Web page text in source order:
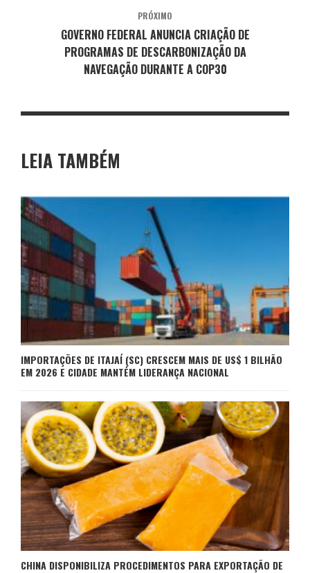
PRÓXIMO
GOVERNO FEDERAL ANUNCIA CRIAÇÃO DE
PROGRAMAS DE DESCARBONIZAÇÃO DA
NAVEGAÇÃO DURANTE A COP30
LEIA TAMBÉM
IMPORTAÇÕES DE ITAJAÍ (SC) CRESCEM MAIS DE US$ 1 BILHÃO
EM 2026 E CIDADE MANTÉM LIDERANÇA NACIONAL
CHINA DISPONIBILIZA PROCEDIMENTOS PARA EXPORTAÇÃO DE